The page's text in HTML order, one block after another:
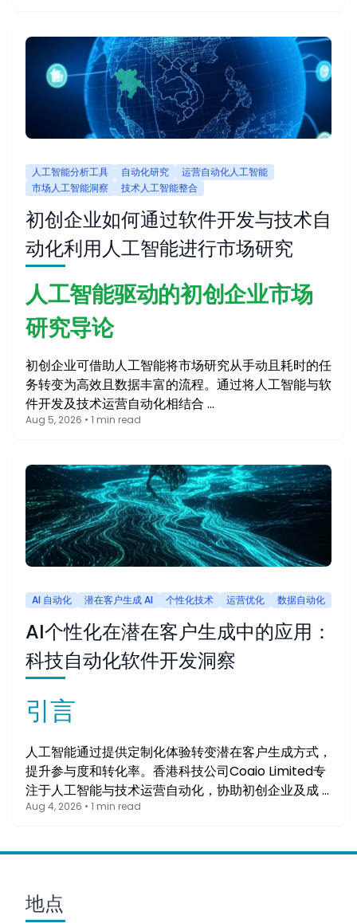
人工智能分析工具 自动化研究
运营自动化人工智能
市场人工智能洞察
技术人工智能整合
初创企业如何通过软件开发与技术自
动化利用人工智能进行市场研究
人工智能驱动的初创企业市场
研究导论
初创企业可借助人工智能将市场研究从手动且耗时的任
务转变为高效且数据丰富的流程。通过将人工智能与软
件开发及技术运营自动化相结合 …
Aug 5, 2026 • 1 min read
AI 自动化 潜在客户生成 AI 个性化技术 运营优化 数据自动化
AI个性化在潜在客户生成中的应用：
科技自动化软件开发洞察
引言
人工智能通过提供定制化体验转变潜在客户生成方式，
提升参与度和转化率。香港科技公司Coaio Limited专
注于人工智能与技术运营自动化，协助初创企业及成 …
Aug 4, 2026 • 1 min read
地点